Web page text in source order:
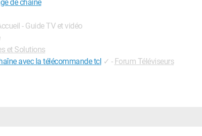
de chaine
- Guide TV et vidéo
et Solutions
avec la télécommande tcl ✓ - Forum Téléviseurs